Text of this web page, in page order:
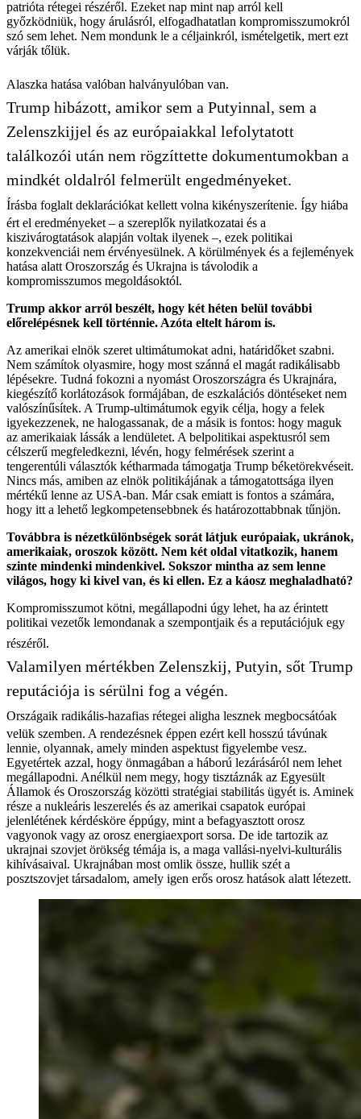
patrióta rétegei részéről. Ezeket nap mint nap arról kell
győzködniük, hogy árulásról, elfogadhatatlan kompromisszumokról
szó sem lehet. Nem mondunk le a céljainkról, ismételgetik, mert ezt
várják tőlük.
Alaszka hatása valóban halványulóban van.
Trump hibázott, amikor sem a Putyinnal, sem a
Zelenszkijjel és az európaiakkal lefolytatott
találkozói után nem rögzíttette dokumentumokban a
mindkét oldalról felmerült engedményeket.
Írásba foglalt deklarációkat kellett volna kikényszerítenie. Így hiába
ért el eredményeket – a szereplők nyilatkozatai és a
kiszivárogtatások alapján voltak ilyenek –, ezek politikai
konzekvenciái nem érvényesülnek. A körülmények és a fejlemények
hatása alatt Oroszország és Ukrajna is távolodik a
kompromisszumos megoldásoktól.
Trump akkor arról beszélt, hogy két héten belül további
előrelépésnek kell történnie. Azóta eltelt három is.
Az amerikai elnök szeret ultimátumokat adni, határidőket szabni.
Nem számítok olyasmire, hogy most szánná el magát radikálisabb
lépésekre. Tudná fokozni a nyomást Oroszországra és Ukrajnára,
kiegészítő korlátozások formájában, de eszkalációs döntéseket nem
valószínűsítek. A Trump-ultimátumok egyik célja, hogy a felek
igyekezzenek, ne halogassanak, de a másik is fontos: hogy maguk
az amerikaiak lássák a lendületet. A belpolitikai aspektusról sem
célszerű megfeledkezni, lévén, hogy felmérések szerint a
tengerentúli választók kétharmada támogatja Trump béketörekvéseit.
Nincs más, amiben az elnök politikájának a támogatottsága ilyen
mértékű lenne az USA-ban. Már csak emiatt is fontos a számára,
hogy itt a lehető legkompetensebbnek és határozottabbnak tűnjön.
Továbbra is nézetkülönbségek sorát látjuk európaiak, ukránok,
amerikaiak, oroszok között. Nem két oldal vitatkozik, hanem
szinte mindenki mindenkivel. Sokszor mintha az sem lenne
világos, hogy ki kivel van, és ki ellen. Ez a káosz meghaladható?
Kompromisszumot kötni, megállapodni úgy lehet, ha az érintett
politikai vezetők lemondanak a szempontjaik és a reputációjuk egy
részéről.
Valamilyen mértékben Zelenszkij, Putyin, sőt Trump
reputációja is sérülni fog a végén.
Országaik radikális-hazafias rétegei aligha lesznek megbocsátóak
velük szemben. A rendezésnek éppen ezért kell hosszú távúnak
lennie, olyannak, amely minden aspektust figyelembe vesz.
Egyetértek azzal, hogy önmagában a háború lezárásáról nem lehet
megállapodni. Anélkül nem megy, hogy tisztáznák az Egyesült
Államok és Oroszország közötti stratégiai stabilitás ügyét is. Aminek
része a nukleáris leszerelés és az amerikai csapatok európai
jelenlétének kérdésköre éppúgy, mint a befagyasztott orosz
vagyonok vagy az orosz energiaexport sorsa. De ide tartozik az
ukrajnai szovjet örökség témája is, a maga vallási-nyelvi-kulturális
kihívásaival. Ukrajnában most omlik össze, hullik szét a
posztszovjet társadalom, amely igen erős orosz hatások alatt létezett.